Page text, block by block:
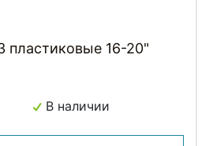
пластиковые 16-20"
В наличии